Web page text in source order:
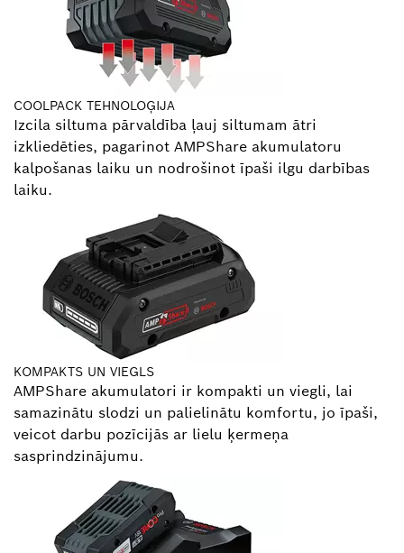
COOLPACK TEHNOLOĢIJA
Izcila siltuma pārvaldība ļauj siltumam ātri
izkliedēties, pagarinot AMPShare akumulatoru
kalpošanas laiku un nodrošinot īpaši ilgu darbības
laiku.
KOMPAKTS UN VIEGLS
AMPShare akumulatori ir kompakti un viegli, lai
samazinātu slodzi un palielinātu komfortu, jo īpaši,
veicot darbu pozīcijās ar lielu ķermeņa
sasprindzinājumu.